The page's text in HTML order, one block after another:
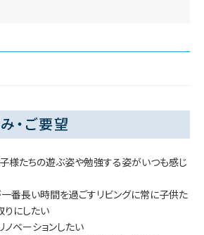
・ご要望
様たちの遊ぶ姿や勉強する姿がいつも感じ
番長い時間を過ごすリビングに常に子供た
りにしたい
ノベーションしたい